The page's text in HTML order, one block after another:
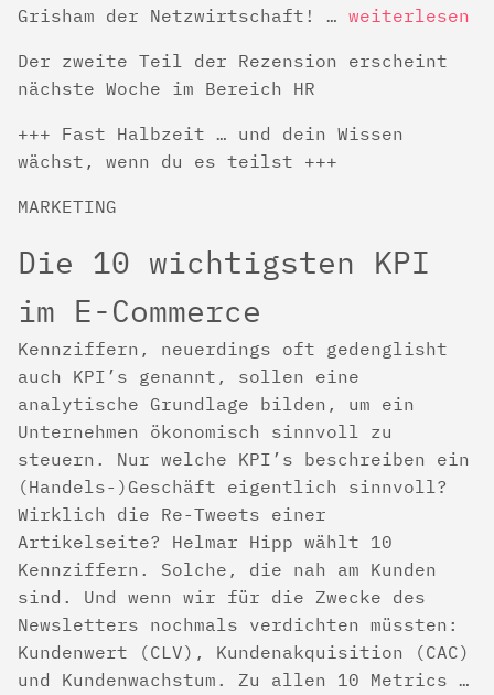
Grisham der Netzwirtschaft! … weiterlesen
Der zweite Teil der Rezension erscheint
nächste Woche im Bereich HR
+++ Fast Halbzeit … und dein Wissen
wächst, wenn du es teilst +++
MARKETING
Die 10 wichtigsten KPI
im E-Commerce
Kennziffern, neuerdings oft gedenglisht
auch KPI’s genannt, sollen eine
analytische Grundlage bilden, um ein
Unternehmen ökonomisch sinnvoll zu
steuern. Nur welche KPI’s beschreiben ein
(Handels-)Geschäft eigentlich sinnvoll?
Wirklich die Re-Tweets einer
Artikelseite? Helmar Hipp wählt 10
Kennziffern. Solche, die nah am Kunden
sind. Und wenn wir für die Zwecke des
Newsletters nochmals verdichten müssten:
Kundenwert (CLV), Kundenakquisition (CAC)
und Kundenwachstum. Zu allen 10 Metrics …